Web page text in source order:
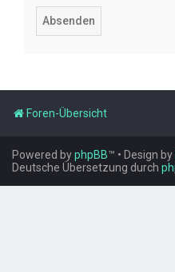
Foren-Übersicht
Powered byphpBB™ • Design by
Deutsche Übersetzung durch